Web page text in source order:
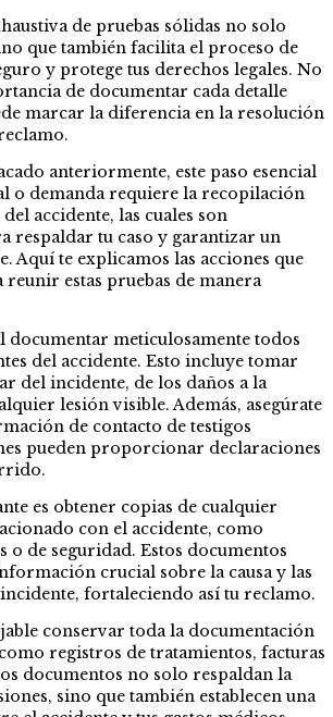
de pruebas sólidas no solo
que también facilita el proceso de
y protege tus derechos legales. No
de documentar cada detalle
marcar la diferencia en la resolución
anteriormente, este paso esencial
o demanda requiere la recopilación
accidente, las cuales son
respaldar tu caso y garantizar un
Aquí te explicamos las acciones que
estas pruebas de manera
documentar meticulosamente todos
del accidente. Esto incluye tomar
del incidente, de los daños a la
lesión visible. Además, asegúrate
de contacto de testigos
pueden proporcionar declaraciones
es obtener copias de cualquier
con el accidente, como
de seguridad. Estos documentos
crucial sobre la causa y las
fortaleciendo así tu reclamo.
conservar toda la documentación
registros de tratamientos, facturas
documentos no solo respaldan la
sino que también establecen una